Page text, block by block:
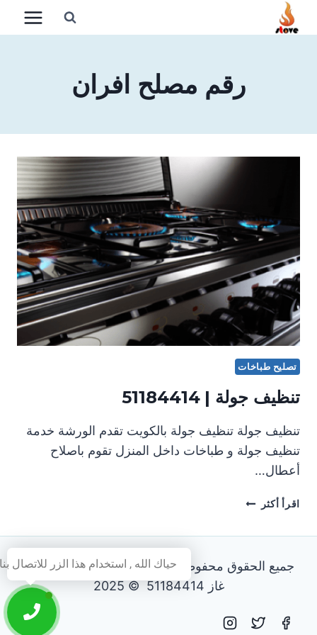
التجاوز
رقم مصلح افران
تصليح طباخات
تنظيف جولة | 51184414
تنظيف جولة تنظيف جولة بالكويت تقدم الورشة خدمة
تنظيف جولة و طباخات داخل المنزل تقوم باصلاح
أعطال…
اقرأ أكثر
تنظيف
|
جميع الحقوق محفوظة - فني تصليح طباخات و افران
غاز 51184414 © 2025
حياك الله , استخدام هذا الزر للاتصال بنا